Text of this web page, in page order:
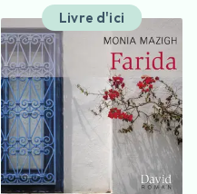
Livre d'ici